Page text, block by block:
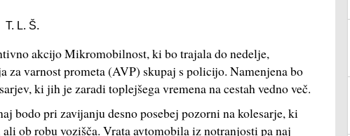
L. Š.
akcijo Mikromobilnost, ki bo trajala do nedelje,
za varnost prometa (AVP) skupaj s policijo. Namenjena bo
ki jih je zaradi toplejšega vremena na cestah vedno več.
bodo pri zavijanju desno posebej pozorni na kolesarje, ki
ob robu vozišča. Vrata avtomobila iz notranjosti pa naj